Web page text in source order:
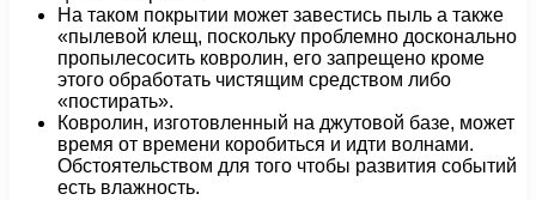
На таком покрытии может завестись пыль а также
«пылевой клещ, поскольку проблемно досконально
пропылесосить ковролин, его запрещено кроме
этого обработать чистящим средством либо
«постирать».
Ковролин, изготовленный на джутовой базе, может
время от времени коробиться и идти волнами.
Обстоятельством для того чтобы развития событий
есть влажность.